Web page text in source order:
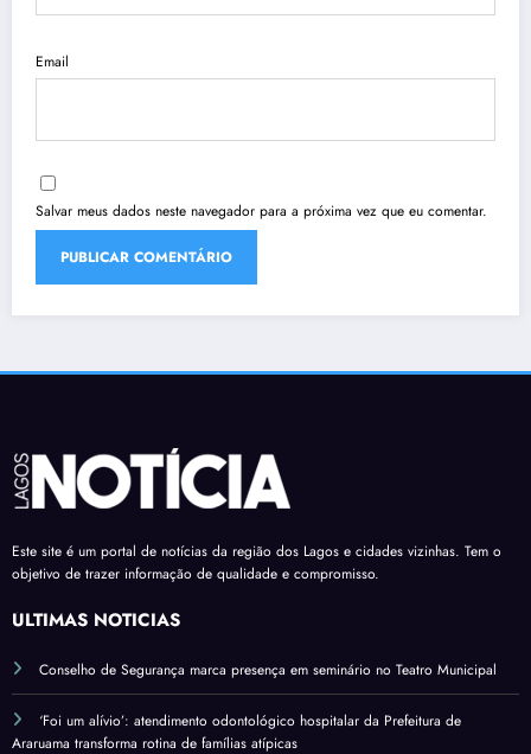
Email
Salvar meus dados neste navegador para a próxima vez que eu comentar.
Este site é um portal de notícias da região dos Lagos e cidades vizinhas. Tem o
objetivo de trazer informação de qualidade e compromisso.
ÚLTIMAS NOTÍCIAS
Conselho de Segurança marca presença em seminário no Teatro Municipal
‘Foi um alívio’: atendimento odontológico hospitalar da Prefeitura de
Araruama transforma rotina de famílias atípicas